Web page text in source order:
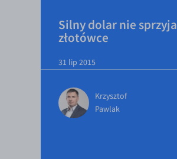
Silny dolar nie sprzyja
złotówce
31 lip 2015
Krzysztof
Pawlak